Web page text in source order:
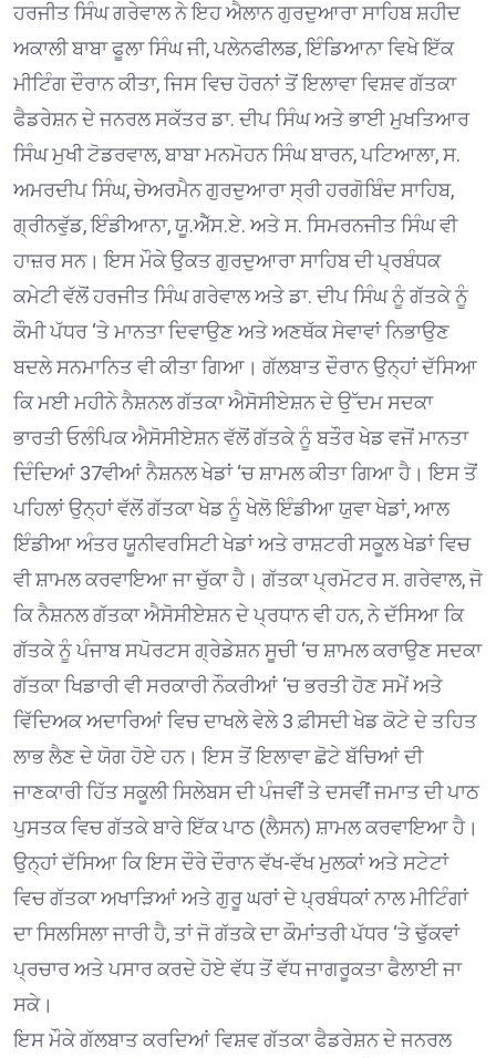
ਹਰਜੀਤ ਸਿੰਘ ਗਰੇਵਾਲ ਨੇ ਇਹ ਐਲਾਨ ਗੁਰਦੁਆਰਾ ਸਾਹਿਬ ਸ਼ਹੀਦ
ਅਕਾਲੀ ਬਾਬਾ ਫੂਲਾ ਸਿੰਘ ਜੀ, ਪਲੇਨਫੀਲਡ, ਇੰਡਿਆਨਾ ਵਿਖੇ ਇੱਕ
ਮੀਟਿੰਗ ਦੌਰਾਨ ਕੀਤਾ, ਜਿਸ ਵਿਚ ਹੋਰਨਾਂ ਤੋਂ ਇਲਾਵਾ ਵਿਸ਼ਵ ਗੱਤਕਾ
ਫੈਡਰੇਸ਼ਨ ਦੇ ਜਨਰਲ ਸਕੱਤਰ ਡਾ. ਦੀਪ ਸਿੰਘ ਅਤੇ ਭਾਈ ਮੁਖਤਿਆਰ
ਸਿੰਘ ਮੁਖੀ ਟੋਡਰਵਾਲ, ਬਾਬਾ ਮਨਮੋਹਨ ਸਿੰਘ ਬਾਰਨ, ਪਟਿਆਲਾ, ਸ.
ਅਮਰਦੀਪ ਸਿੰਘ, ਚੇਅਰਮੈਨ ਗੁਰਦੁਆਰਾ ਸ੍ਰੀ ਹਰਗੋਬਿੰਦ ਸਾਹਿਬ,
ਗ੍ਰੀਨਵੁੱਡ, ਇੰਡੀਆਨਾ, ਯੂ.ਐੱਸ.ਏ. ਅਤੇ ਸ. ਸਿਮਰਨਜੀਤ ਸਿੰਘ ਵੀ
ਹਾਜ਼ਰ ਸਨ। ਇਸ ਮੌਕੇ ਉਕਤ ਗੁਰਦੁਆਰਾ ਸਾਹਿਬ ਦੀ ਪ੍ਰਬੰਧਕ
ਕਮੇਟੀ ਵੱਲੋਂ ਹਰਜੀਤ ਸਿੰਘ ਗਰੇਵਾਲ ਅਤੇ ਡਾ. ਦੀਪ ਸਿੰਘ ਨੂੰ ਗੱਤਕੇ ਨੂੰ
ਕੌਮੀ ਪੱਧਰ ‘ਤੇ ਮਾਨਤਾ ਦਿਵਾਉਣ ਅਤੇ ਅਣਥੱਕ ਸੇਵਾਵਾਂ ਨਿਭਾਉਣ
ਬਦਲੇ ਸਨਮਾਨਿਤ ਵੀ ਕੀਤਾ ਗਿਆ। ਗੱਲਬਾਤ ਦੌਰਾਨ ਉਨ੍ਹਾਂ ਦੱਸਿਆ
ਕਿ ਮਈ ਮਹੀਨੇ ਨੈਸ਼ਨਲ ਗੱਤਕਾ ਐਸੋਸੀਏਸ਼ਨ ਦੇ ਉੱਦਮ ਸਦਕਾ
ਭਾਰਤੀ ਓਲੰਪਿਕ ਐਸੋਸੀਏਸ਼ਨ ਵੱਲੋਂ ਗੱਤਕੇ ਨੂੰ ਬਤੌਰ ਖੇਡ ਵਜੋਂ ਮਾਨਤਾ
ਦਿੰਦਿਆਂ 37ਵੀਆਂ ਨੈਸ਼ਨਲ ਖੇਡਾਂ ‘ਚ ਸ਼ਾਮਲ ਕੀਤਾ ਗਿਆ ਹੈ। ਇਸ ਤੋਂ
ਪਹਿਲਾਂ ਉਨ੍ਹਾਂ ਵੱਲੋਂ ਗੱਤਕਾ ਖੇਡ ਨੂੰ ਖੇਲੋ ਇੰਡੀਆ ਯੁਵਾ ਖੇਡਾਂ, ਆਲ
ਇੰਡੀਆ ਅੰਤਰ ਯੂਨੀਵਰਸਿਟੀ ਖੇਡਾਂ ਅਤੇ ਰਾਸ਼ਟਰੀ ਸਕੂਲ ਖੇਡਾਂ ਵਿਚ
ਵੀ ਸ਼ਾਮਲ ਕਰਵਾਇਆ ਜਾ ਚੁੱਕਾ ਹੈ। ਗੱਤਕਾ ਪ੍ਰਮੋਟਰ ਸ. ਗਰੇਵਾਲ, ਜੋ
ਕਿ ਨੈਸ਼ਨਲ ਗੱਤਕਾ ਐਸੋਸੀਏਸ਼ਨ ਦੇ ਪ੍ਰਧਾਨ ਵੀ ਹਨ, ਨੇ ਦੱਸਿਆ ਕਿ
ਗੱਤਕੇ ਨੂੰ ਪੰਜਾਬ ਸਪੋਰਟਸ ਗ੍ਰੇਡੇਸ਼ਨ ਸੂਚੀ ‘ਚ ਸ਼ਾਮਲ ਕਰਾਉਣ ਸਦਕਾ
ਗੱਤਕਾ ਖਿਡਾਰੀ ਵੀ ਸਰਕਾਰੀ ਨੌਕਰੀਆਂ ‘ਚ ਭਰਤੀ ਹੋਣ ਸਮੇਂ ਅਤੇ
ਵਿੱਦਿਅਕ ਅਦਾਰਿਆਂ ਵਿਚ ਦਾਖਲੇ ਵੇਲੇ 3 ਫ਼ੀਸਦੀ ਖੇਡ ਕੋਟੇ ਦੇ ਤਹਿਤ
ਲਾਭ ਲੈਣ ਦੇ ਯੋਗ ਹੋਏ ਹਨ। ਇਸ ਤੋਂ ਇਲਾਵਾ ਛੋਟੇ ਬੱਚਿਆਂ ਦੀ
ਜਾਣਕਾਰੀ ਹਿੱਤ ਸਕੂਲੀ ਸਿਲੇਬਸ ਦੀ ਪੰਜਵੀਂ ਤੇ ਦਸਵੀਂ ਜਮਾਤ ਦੀ ਪਾਠ
ਪੁਸਤਕ ਵਿਚ ਗੱਤਕੇ ਬਾਰੇ ਇੱਕ ਪਾਠ (ਲੈਸਨ) ਸ਼ਾਮਲ ਕਰਵਾਇਆ ਹੈ।
ਉਨ੍ਹਾਂ ਦੱਸਿਆ ਕਿ ਇਸ ਦੌਰੇ ਦੌਰਾਨ ਵੱਖ-ਵੱਖ ਮੁਲਕਾਂ ਅਤੇ ਸਟੇਟਾਂ
ਵਿਚ ਗੱਤਕਾ ਅਖਾੜਿਆਂ ਅਤੇ ਗੁਰੂ ਘਰਾਂ ਦੇ ਪ੍ਰਬੰਧਕਾਂ ਨਾਲ ਮੀਟਿੰਗਾਂ
ਦਾ ਸਿਲਸਿਲਾ ਜਾਰੀ ਹੈ, ਤਾਂ ਜੋ ਗੱਤਕੇ ਦਾ ਕੌਮਾਂਤਰੀ ਪੱਧਰ ‘ਤੇ ਢੁੱਕਵਾਂ
ਪ੍ਰਚਾਰ ਅਤੇ ਪਸਾਰ ਕਰਦੇ ਹੋਏ ਵੱਧ ਤੋਂ ਵੱਧ ਜਾਗਰੂਕਤਾ ਫੈਲਾਈ ਜਾ
ਸਕੇ।
ਇਸ ਮੌਕੇ ਗੱਲਬਾਤ ਕਰਦਿਆਂ ਵਿਸ਼ਵ ਗੱਤਕਾ ਫੈਡਰੇਸ਼ਨ ਦੇ ਜਨਰਲ